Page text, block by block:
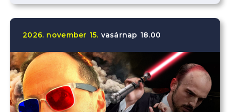
2026. november 15. vasárnap 18.00